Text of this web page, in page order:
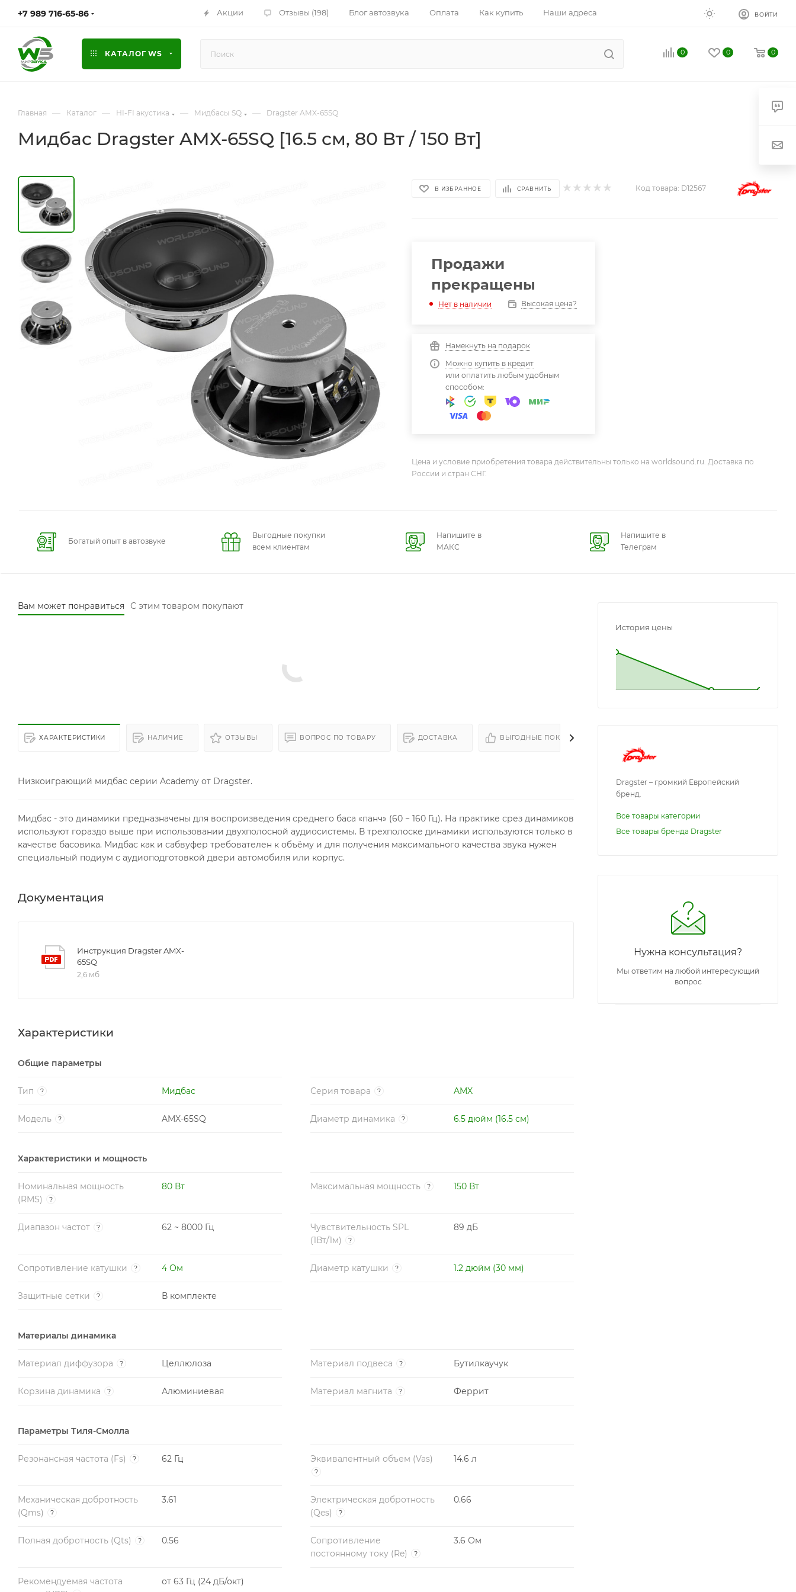
+7 989 716-65-86 Акции Отзывы (198) Блог автозвука Оплата Как купить Наши адреса ВОЙТИ
КАТАЛОГ WS 0 0 0
Главная — Каталог — HI-FI акустика — Мидбасы SQ — Dragster AMX-65SQ
Мидбас Dragster AMX-65SQ [16.5 см, 80 Вт / 150 Вт]
В ИЗБРАННОЕ СРАВНИТЬ Код товара: D12567
Продажи
прекращены
Нет в наличии Высокая цена?
Намекнуть на подарок
Можно купить в кредит
или оплатить любым удобным
способом:
Цена и условие приобретения товара действительны только на worldsound.ru. Доставка по
России и стран СНГ.
Богатый опыт в автозвуке
Выгодные покупки
всем клиентам
Напишите в
МАКС
Напишите в
Телеграм
Вам может понравиться С этим товаром покупают
ХАРАКТЕРИСТИКИ НАЛИЧИЕ ОТЗЫВЫ ВОПРОС ПО ТОВАРУ ДОСТАВКА ВЫГОДНЫЕ ПОКУПКИ
Низкоиграющий мидбас серии Academy от Dragster.
Мидбас - это динамики предназначены для воспроизведения среднего баса «панч» (60 ~ 160 Гц). На практике срез динамиков
используют гораздо выше при использовании двухполосной аудиосистемы. В трехполоске динамики используются только в
качестве басовика. Мидбас как и сабвуфер требователен к объёму и для получения максимального качества звука нужен
специальный подиум с аудиоподготовкой двери автомобиля или корпус.
Документация
Инструкция Dragster AMX-
65SQ
2,6 мб
Характеристики
Общие параметры
Тип ? Мидбас Серия товара ? AMX
Модель ? AMX-65SQ Диаметр динамика ? 6.5 дюйм (16.5 см)
Характеристики и мощность
Номинальная мощность
(RMS)
?
80 Вт Максимальная мощность ? 150 Вт
Диапазон частот ? 62 ~ 8000 Гц
Чувствительность SPL
(1Вт/1м)
?
89 дБ
Сопротивление катушки ? 4 Ом Диаметр катушки ? 1.2 дюйм (30 мм)
Защитные сетки ? В комплекте
Материалы динамика
Материал диффузора ? Целлюлоза Материал подвеса ? Бутилкаучук
Корзина динамика ? Алюминиевая Материал магнита ? Феррит
Параметры Тиля-Смолла
Резонансная частота (Fs) ? 62 Гц Эквивалентный объем (Vas)
?
14.6 л
Механическая добротность
(Qms)
?
3.61
Электрическая добротность
(Qes)
?
0.66
Полная добротность (Qts) ? 0.56
Сопротивление
постоянному току (Re)
?
3.6 Ом
Рекомендуемая частота
от 63 Гц (24 дБ/окт)
История цены
Dragster – громкий Европейский
бренд.
Все товары категории
Все товары бренда Dragster
Нужна консультация?
Мы ответим на любой интересующий
вопрос